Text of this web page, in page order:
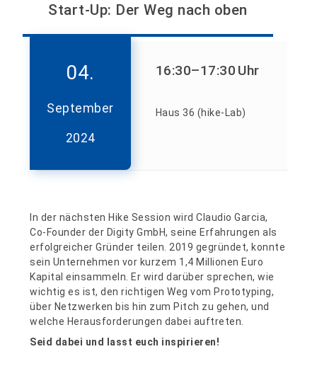
Start-Up: Der Weg nach oben
04.
September
2024
16:30–17:30 Uhr
Haus 36 (hike-Lab)
In der nächsten Hike Session wird Claudio Garcia,
Co-Founder der Digity GmbH, seine Erfahrungen als
erfolgreicher Gründer teilen. 2019 gegründet, konnte
sein Unternehmen vor kurzem 1,4 Millionen Euro
Kapital einsammeln. Er wird darüber sprechen, wie
wichtig es ist, den richtigen Weg vom Prototyping,
über Netzwerken bis hin zum Pitch zu gehen, und
welche Herausforderungen dabei auftreten.
Seid dabei und lasst euch inspirieren!